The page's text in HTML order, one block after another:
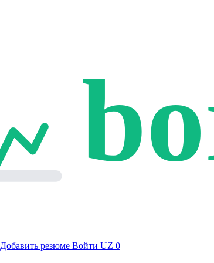
Добавить резюме Войти UZ 0